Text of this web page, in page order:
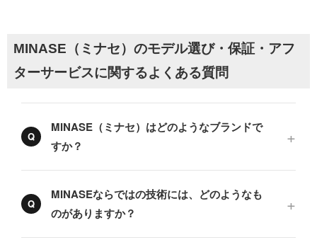
MINASE（ミナセ）のモデル選び・保証・アフ
ターサービスに関するよくある質問
MINASE（ミナセ）はどのようなブランドで
すか？
MINASEならではの技術には、どのようなも
のがありますか？